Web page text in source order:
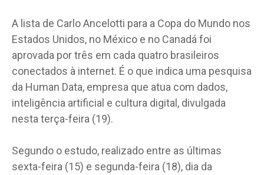
A lista de Carlo Ancelotti para a Copa do Mundo nos
Estados Unidos, no México e no Canadá foi
aprovada por três em cada quatro brasileiros
conectados à internet. É o que indica uma pesquisa
da Human Data, empresa que atua com dados,
inteligência artificial e cultura digital, divulgada
nesta terça-feira (19).
Segundo o estudo, realizado entre as últimas
sexta-feira (15) e segunda-feira (18), dia da